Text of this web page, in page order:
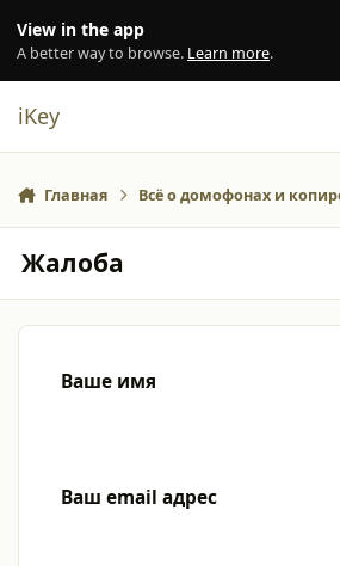
View in the app
A better way to browse. Learn more.
iKey
Главная Всё о домофонах и
Жалоба
Ваше имя
Ваш email адрес